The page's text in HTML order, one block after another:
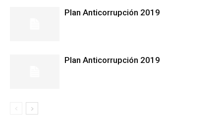
Plan Anticorrupción 2019
Plan Anticorrupción 2019